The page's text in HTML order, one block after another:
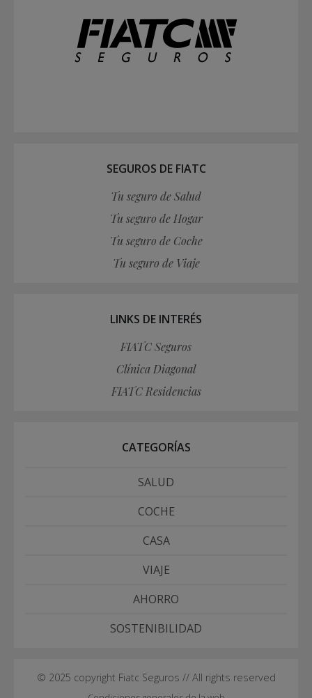
SEGUROS DE FIATC
Tu seguro de Salud
Tu seguro de Hogar
Tu seguro de Coche
Tu seguro de Viaje
LINKS DE INTERÉS
FIATC Seguros
Clínica Diagonal
FIATC Residencias
CATEGORÍAS
SALUD
COCHE
CASA
VIAJE
AHORRO
SOSTENIBILIDAD
© 2025 copyright Fiatc Seguros // All rights reserved